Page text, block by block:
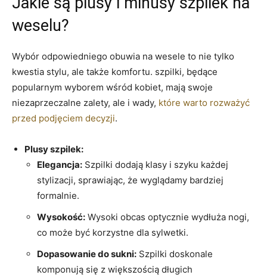
weselu?
Wybór odpowiedniego obuwia na wesele to nie tylko
kwestia stylu, ale także komfortu. szpilki, będące
popularnym wyborem wśród kobiet, mają swoje
niezaprzeczalne zalety, ale i wady, które warto rozważyć
przed podjęciem decyzji.
Plusy szpilek:
Elegancja: Szpilki dodają klasy i szyku każdej
stylizacji, sprawiając, że wyglądamy bardziej
formalnie.
Wysokość: Wysoki obcas optycznie wydłuża nogi,
co może być korzystne dla sylwetki.
Dopasowanie do sukni: Szpilki doskonale
komponują się z większością długich